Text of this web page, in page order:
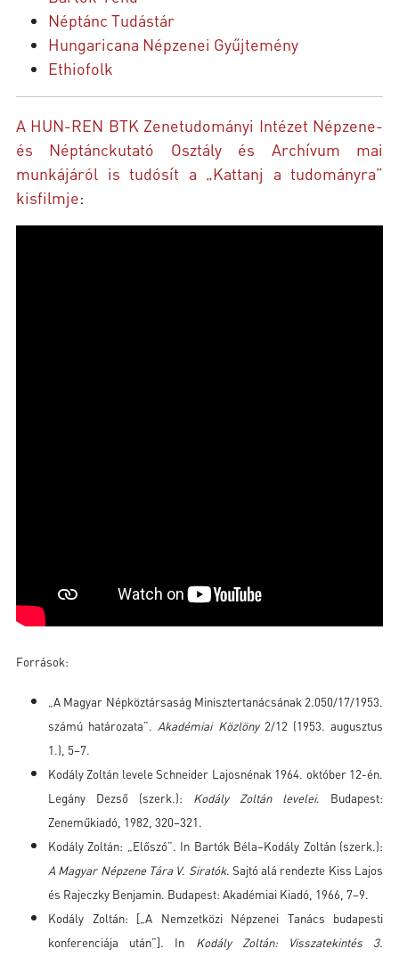
Néptánc Tudástár
Hungaricana Népzenei Gyűjtemény
Ethiofolk
A HUN-REN BTK Zenetudományi Intézet Népzene-
és Néptánckutató Osztály és Archívum mai
munkájáról is tudósít a „Kattanj a tudományra”
kisfilmje:
Források:
„A Magyar Népköztársaság Minisztertanácsának 2.050/17/1953.
számú határozata”. Akadémiai Közlöny2/12 (1953. augusztus
1.), 5–7.
Kodály Zoltán levele Schneider Lajosnénak 1964. október 12-én.
Legány Dezső (szerk.): Kodály Zoltán levelei. Budapest:
Zeneműkiadó, 1982, 320–321.
Kodály Zoltán: „Előszó”. In Bartók Béla–Kodály Zoltán (szerk.):
A Magyar Népzene Tára V. Siratók. Sajtó alá rendezte Kiss Lajos
és Rajeczky Benjamin. Budapest: Akadémiai Kiadó, 1966, 7–9.
Kodály Zoltán: [„A Nemzetközi Népzenei Tanács budapesti
konferenciája után”]. In Kodály Zoltán:
Visszatekintés 3.